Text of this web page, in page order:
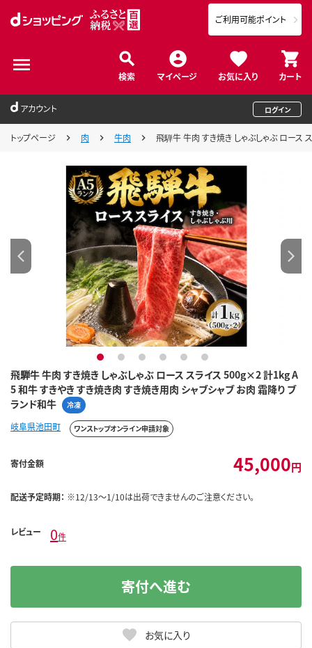
検索 マイページ お気に入り カート
ご利用可能ポイント
アカウント ログイン
トップページ 肉 牛肉 飛騨牛 牛肉 すき焼き しゃぶしゃぶ ロース
飛騨牛 牛肉 すき焼き しゃぶしゃぶ ロース スライス 500g×2 計1kg A
5 和牛 すきやき すき焼き肉 すき焼き用肉 シャブシャブ お肉 霜降り ブ
ランド和牛
冷凍
1 2 3 4 5 6
岐阜県池田町 ワンストップオンライン申請対象
寄付金額 45,000円
配送予定時期： ※12/13～1/10は出荷できませんのご注意ください。
レビュー 0件
お気に入り
寄付へ進む